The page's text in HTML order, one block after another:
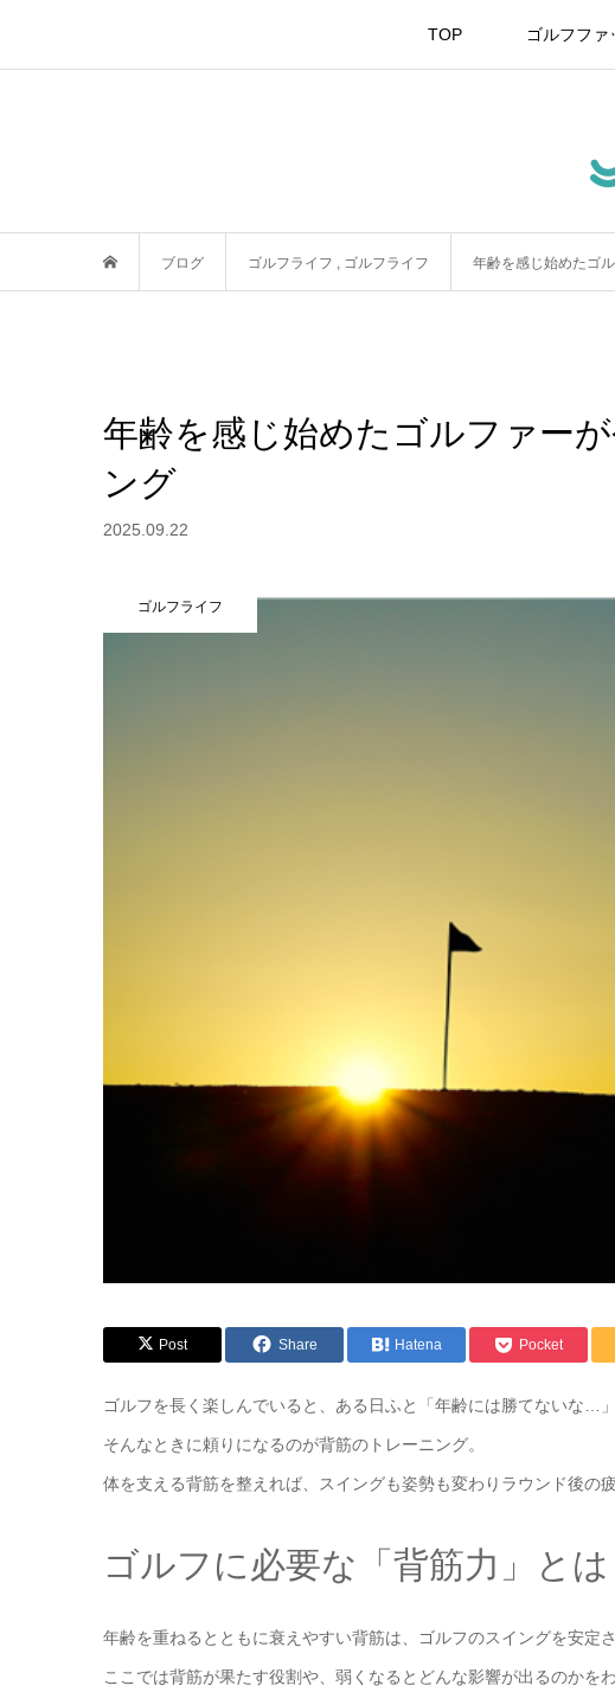
TOP ゴルフファ
ブログ ゴルフライフ ゴルフライフ 年齢を感じ始めたゴ
年齢を感じ始めたゴルファー
ング
2025.09.22
ゴルフライフ
Post Share Hatena Pocket
ゴルフを長く楽しんでいると、ある日ふと「年齢には勝てないな…
そんなときに頼りになるのが背筋のトレーニング。
体を支える背筋を整えれば、スイングも姿勢も変わりラウンド後の
ゴルフに必要な「背筋力」とは
年齢を重ねるとともに衰えやすい背筋は、ゴルフのスイングを安定
ここでは背筋が果たす役割や、弱くなるとどんな影響が出るのかを